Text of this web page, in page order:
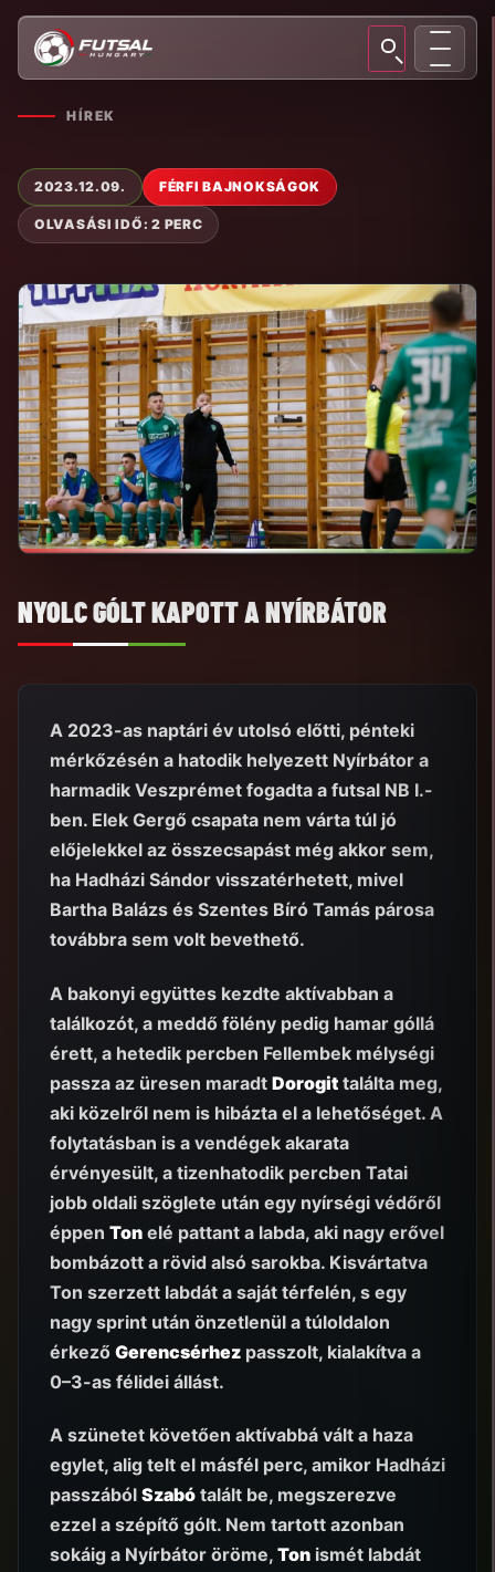
HÍREK
2023.12.09. FÉRFI BAJNOKSÁGOK
OLVASÁSI IDŐ: 2 PERC
NYOLC GÓLT KAPOTT A NYÍRBÁTOR
A 2023-as naptári év utolsó előtti, pénteki
mérkőzésén a hatodik helyezett Nyírbátor a
harmadik Veszprémet fogadta a futsal NB I.-
ben. Elek Gergő csapata nem várta túl jó
előjelekkel az összecsapást még akkor sem,
ha Hadházi Sándor visszatérhetett, mivel
Bartha Balázs és Szentes Bíró Tamás párosa
továbbra sem volt bevethető.
A bakonyi együttes kezdte aktívabban a
találkozót, a meddő fölény pedig hamar góllá
érett, a hetedik percben Fellembek mélységi
passza az üresen maradt Dorogit találta meg,
aki közelről nem is hibázta el a lehetőséget. A
folytatásban is a vendégek akarata
érvényesült, a tizenhatodik percben Tatai
jobb oldali szöglete után egy nyírségi védőről
éppen Ton elé pattant a labda, aki nagy erővel
bombázott a rövid alsó sarokba. Kisvártatva
Ton szerzett labdát a saját térfelén, s egy
nagy sprint után önzetlenül a túloldalon
érkező Gerencsérhez passzolt, kialakítva a
0–3-as félidei állást.
A szünetet követően aktívabbá vált a haza
egylet, alig telt el másfél perc, amikor Hadházi
passzából Szabó talált be, megszerezve
ezzel a szépítő gólt. Nem tartott azonban
sokáig a Nyírbátor öröme, Ton ismét labdát